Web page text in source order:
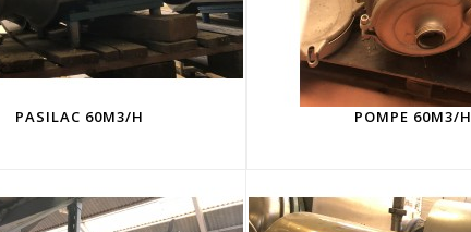
PASILAC 60M3/H POMPE 60M3/H